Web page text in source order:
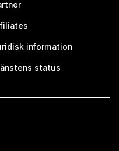
information
status